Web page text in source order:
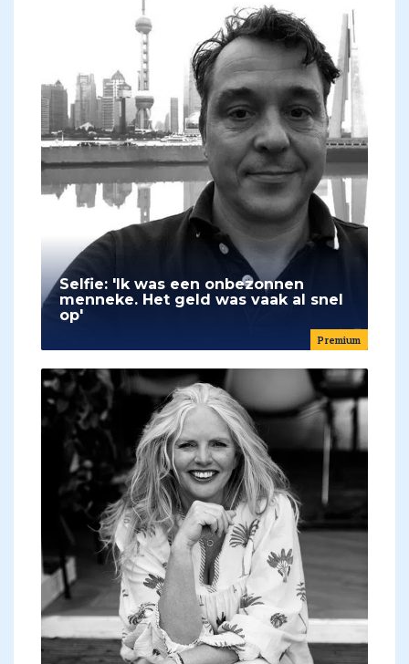
Premium
Selfie: 'Ik was een onbezonnen
menneke. Het geld was vaak al snel
op'